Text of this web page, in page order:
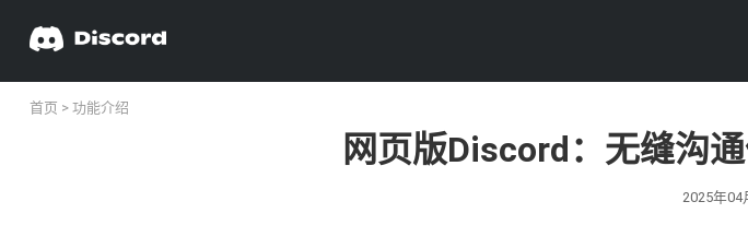
首页 > 功能介绍
网页版Discord：无缝沟
2025年04